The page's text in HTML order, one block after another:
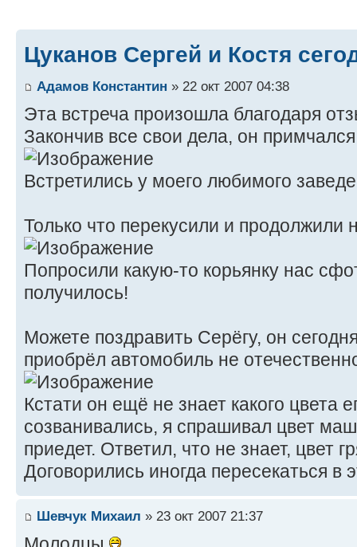
Цуканов Сергей и Костя
Адамов Константин » 22 окт 2007 04:38
Эта встреча произошла благодаря
Закончив все свои дела, он
Встретились у моего любимого
Только что перекусили и продолжили
Попросили какую-то корьянку нас
получилось!
Можете поздравить Серёгу, он
приобрёл автомобиль не
Кстати он ещё не знает какого цвета
созванивались, я спрашивал цвет
приедет. Ответил, что не знает, цвет
Договорились иногда пересекаться в
Шевчук Михаил » 23 окт 2007 21:37